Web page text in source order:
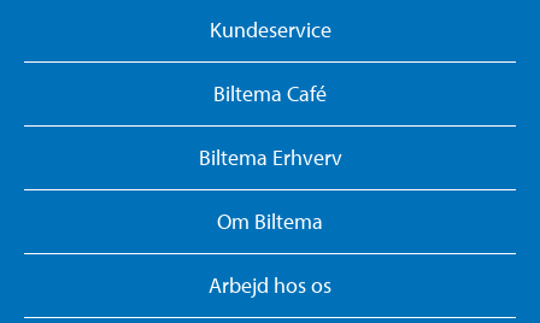
Kundeservice
Biltema Café
Biltema Erhverv
Om Biltema
Arbejd hos os